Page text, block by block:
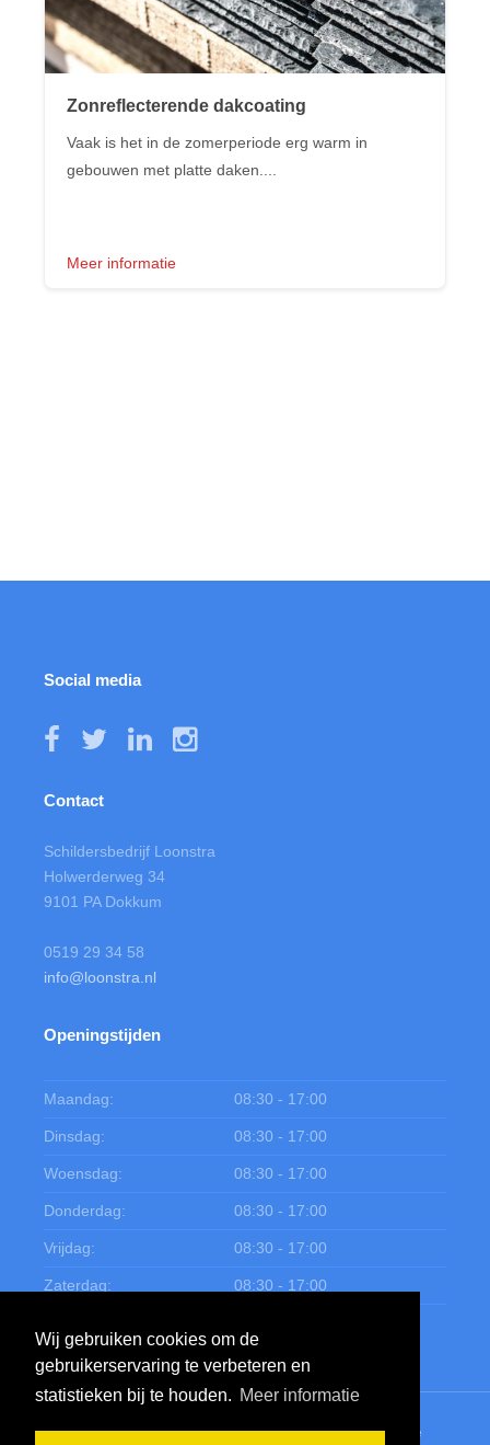
Wij gebruiken cookies om de
gebruikerservaring te verbeteren en
statistieken bij te houden. Meer informatie
Zonreflecterende dakcoating
Vaak is het in de zomerperiode erg warm in
gebouwen met platte daken....
Meer informatie
Social media
Contact
Schildersbedrijf Loonstra
Holwerderweg 34
9101 PA Dokkum
0519 29 34 58
info@loonstra.nl
Openingstijden
Maandag: 08:30 - 17:00
Dinsdag: 08:30 - 17:00
Woensdag: 08:30 - 17:00
Donderdag: 08:30 - 17:00
Vrijdag: 08:30 - 17:00
Zaterdag: 08:30 - 17:00
Schildersbedrijf Loonstra© 2020Ontwerp en realisatie